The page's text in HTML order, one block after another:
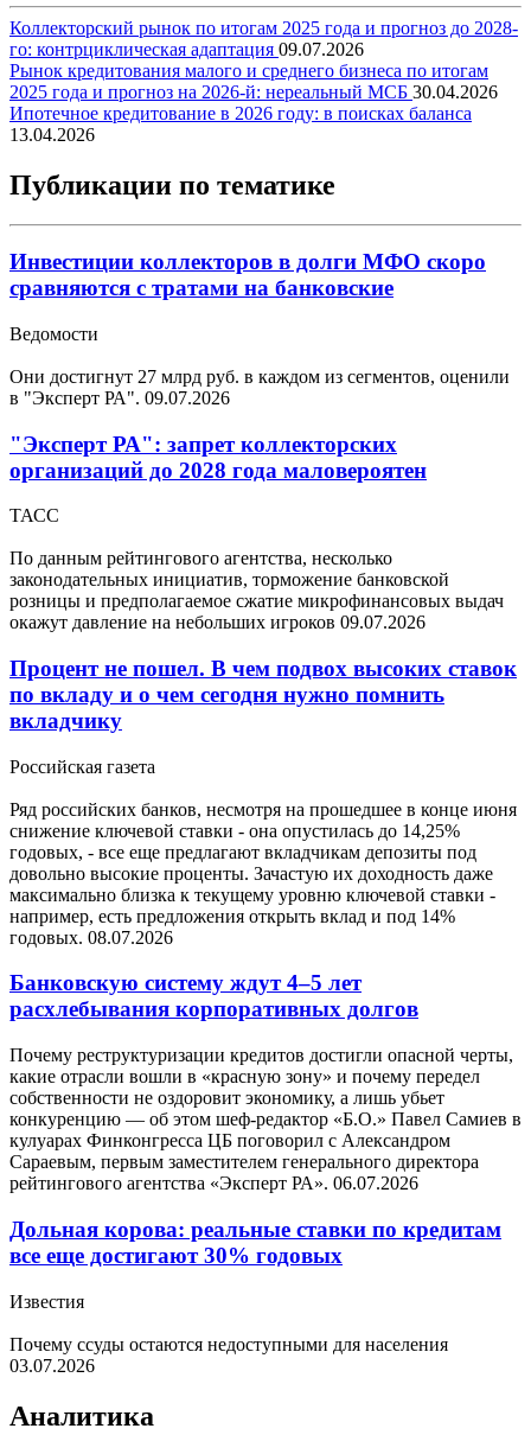
Коллекторский рынок по итогам 2025 года и прогноз до 2028-
го: контрциклическая адаптация 09.07.2026
Рынок кредитования малого и среднего бизнеса по итогам
2025 года и прогноз на 2026-й: нереальный МСБ 30.04.2026
Ипотечное кредитование в 2026 году: в поисках баланса
13.04.2026
Публикации по тематике
Инвестиции коллекторов в долги МФО скоро
сравняются с тратами на банковские
Ведомости
Они достигнут 27 млрд руб. в каждом из сегментов, оценили
в "Эксперт РА". 09.07.2026
"Эксперт РА": запрет коллекторских
организаций до 2028 года маловероятен
ТАСС
По данным рейтингового агентства, несколько
законодательных инициатив, торможение банковской
розницы и предполагаемое сжатие микрофинансовых выдач
окажут давление на небольших игроков 09.07.2026
Процент не пошел. В чем подвох высоких ставок
по вкладу и о чем сегодня нужно помнить
вкладчику
Российская газета
Ряд российских банков, несмотря на прошедшее в конце июня
снижение ключевой ставки - она опустилась до 14,25%
годовых, - все еще предлагают вкладчикам депозиты под
довольно высокие проценты. Зачастую их доходность даже
максимально близка к текущему уровню ключевой ставки -
например, есть предложения открыть вклад и под 14%
годовых. 08.07.2026
Банковскую систему ждут 4–5 лет
расхлебывания корпоративных долгов
Почему реструктуризации кредитов достигли опасной черты,
какие отрасли вошли в «красную зону» и почему передел
собственности не оздоровит экономику, а лишь убьет
конкуренцию — об этом шеф-редактор «Б.О.» Павел Самиев в
кулуарах Финконгресса ЦБ поговорил с Александром
Сараевым, первым заместителем генерального директора
рейтингового агентства «Эксперт РА». 06.07.2026
Дольная корова: реальные ставки по кредитам
все еще достигают 30% годовых
Известия
Почему ссуды остаются недоступными для населения
03.07.2026
Аналитика